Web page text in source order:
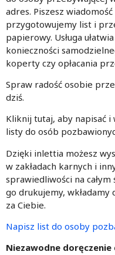
adres. Piszesz
przygotowujemy list i
papierowy. Usługa
konieczności
koperty czy opłacania
Spraw radość osobie
dziś.
Kliknij tutaj, aby napisać i
listy do osób
Dzięki inlettia możesz
w zakładach karnych i
sprawiedliwości na
go drukujemy, wkładamy
za Ciebie.
Napisz list do osoby
Niezawodne